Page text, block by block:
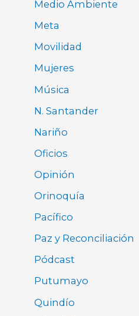
Medio Ambiente
Meta
Movilidad
Mujeres
Música
N. Santander
Nariño
Oficios
Opinión
Orinoquía
Pacífico
Paz y Reconciliación
Pódcast
Putumayo
Quindío